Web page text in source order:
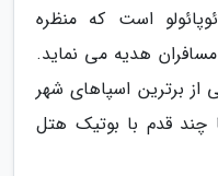
ستاره سائوپائولو است که منظره
هدیه می نماید.
برترین اسپاهای شهر
چند قدم با بوتیک هتل